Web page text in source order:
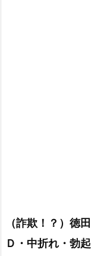
（詐欺！？）徳
Ｄ・中折れ・